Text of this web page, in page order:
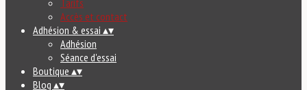
Tarifs
Accès et contact
Adhésion & essai ▴▾
Adhésion
Séance d'essai
Boutique ▴▾
Blog ▴▾